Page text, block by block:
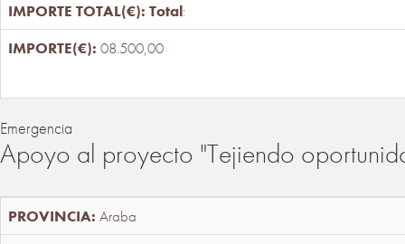
Total:
08.500,00
Emergencia
Apoyo al proyecto "Tejiendo
Araba